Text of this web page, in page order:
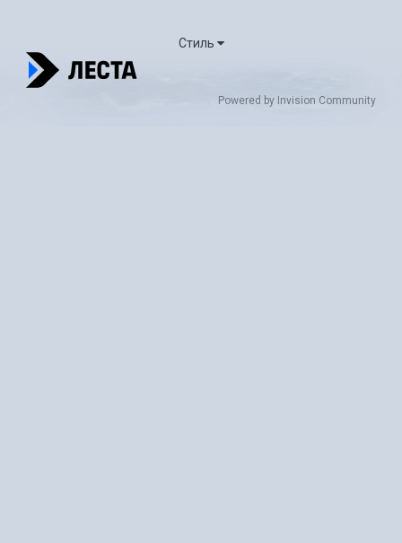
Стиль
Powered by Invision Community